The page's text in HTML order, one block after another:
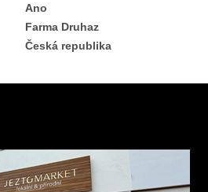
Ano
Farma Druhaz
Česká republika